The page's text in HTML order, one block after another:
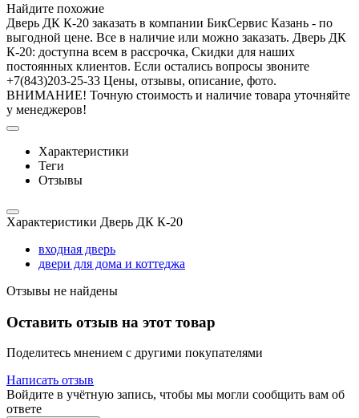
Найдите похожие
Дверь ДК К-20 заказать в компании БикСервис Казань - по
выгодной цене. Все в наличие или можно заказать. Дверь ДК
К-20: доступна всем в рассрочка, Скидки для наших
постоянных клиентов. Если остались вопросы звоните
+7(843)203-25-33 Цены, отзывы, описание, фото.
ВНИМАНИЕ! Точную стоимость и наличие товара уточняйте
у менеджеров!
Характеристики
Теги
Отзывы
Характеристики Дверь ДК К-20
входная дверь
двери для дома и коттеджа
Отзывы не найдены
Оставить отзыв на этот товар
Поделитесь мнением с другими покупателями
Написать отзыв
Войдите в учётную запись, чтобы мы могли сообщить вам об
ответе